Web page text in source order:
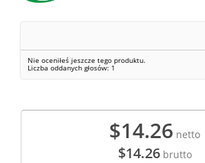
Nie oceniłeś jeszcze tego produktu.
Liczba oddanych głosów: 1
$14.26 netto
$14.26brutto